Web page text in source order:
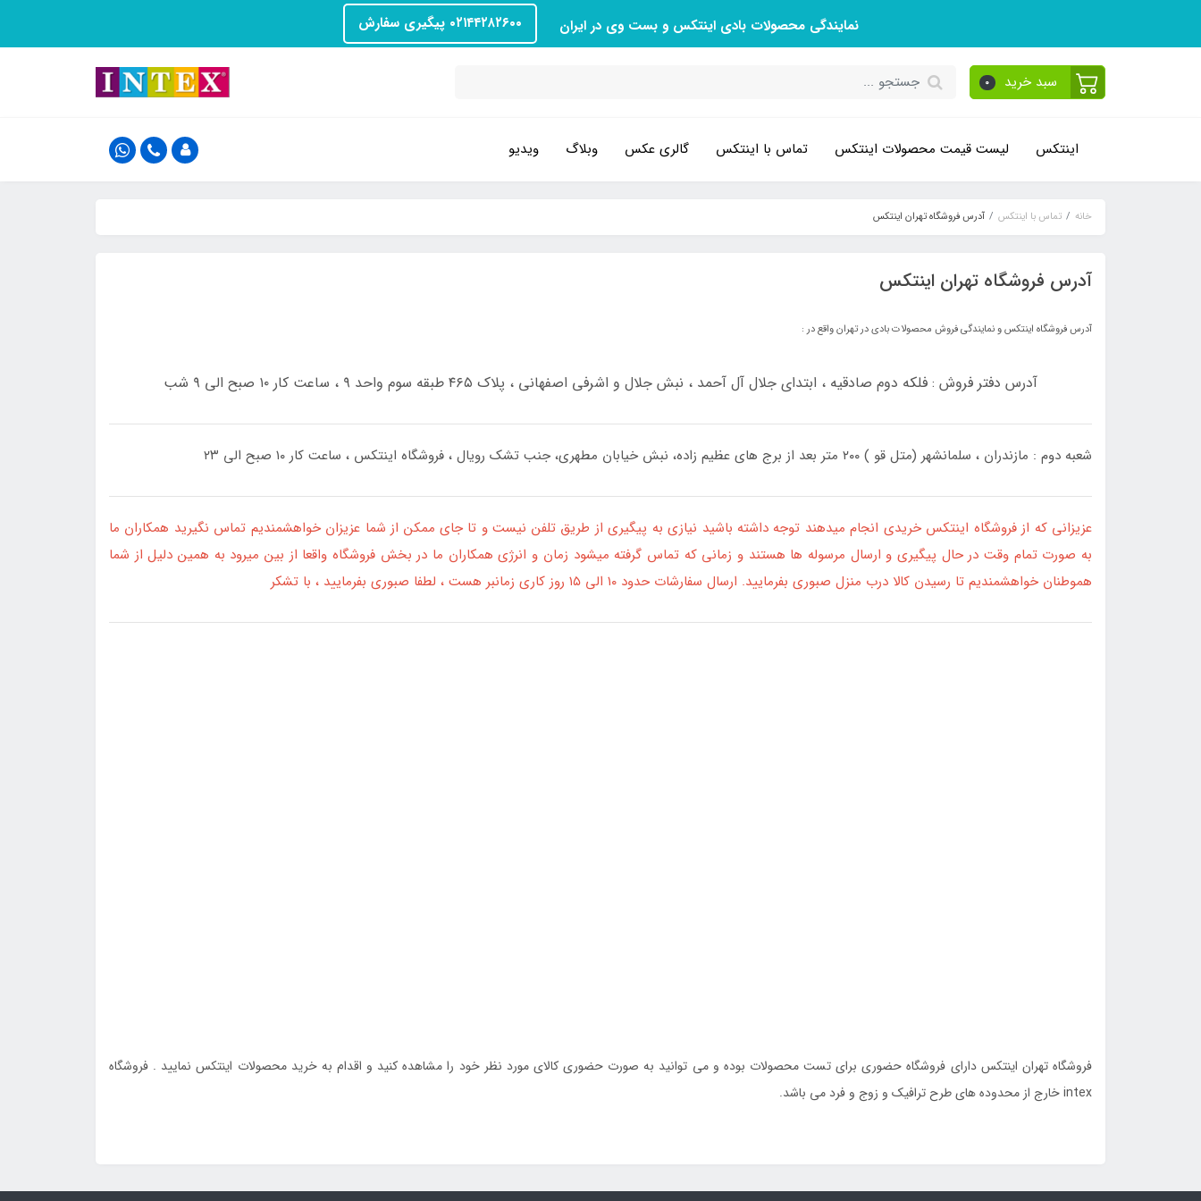
نمایندگی محصولات بادی اینتکس و بست وی در ایران ۰۲۱۴۴۲۸۲۶۰۰ پیگیری سفارش
سبد خرید 0
اینتکس لیست قیمت محصولات اینتکس تماس با اینتکس گالری عکس وبلاگ ویدیو
خانه تماس با اینتکس آدرس فروشگاه تهران اینتکس
آدرس فروشگاه تهران اینتکس
آدرس فروشگاه اینتکس و نمایندگی فروش محصولات بادی در تهران واقع در :
آدرس دفتر فروش : فلکه دوم صادقیه ، ابتدای جلال آل آحمد ، نبش جلال و اشرفی اصفهانی ، پلاک ۴۶۵ طبقه سوم واحد ۹ ، ساعت کار ۱۰ صبح الی ۹ شب
شعبه دوم : مازندران ، سلمانشهر (متل قو ) ۲۰۰ متر بعد از برج های عظیم زاده، نبش خیابان مطهری، جنب تشک رویال ، فروشگاه اینتکس ، ساعت کار ۱۰ صبح الی ۲۳
عزیزانی که از فروشگاه اینتکس خریدی انجام میدهند توجه داشته باشید نیازی به پیگیری از طریق تلفن نیست و تا جای ممکن از شما عزیزان خواهشمندیم تماس نگیرید همکاران ما
به صورت تمام وقت در حال پیگیری و ارسال مرسوله ها هستند و زمانی که تماس گرفته میشود زمان و انرژی همکاران ما در بخش فروشگاه واقعا از بین میرود به همین دلیل از شما
هموطنان خواهشمندیم تا رسیدن کالا درب منزل صبوری بفرمایید. ارسال سفارشات حدود ۱۰ الی ۱۵ روز کاری زمانبر هست ، لطفا صبوری بفرمایید ، با تشکر
فروشگاه تهران اینتکس دارای فروشگاه حضوری برای تست محصولات بوده و می توانید به صورت حضوری کالای مورد نظر خود را مشاهده کنید و اقدام به خرید محصولات اینتکس نمایید . فروشگاه
intex خارج از محدوده های طرح ترافیک و زوج و فرد می باشد.